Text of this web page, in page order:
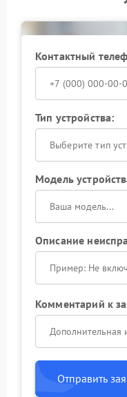
операция также
центра Fortuna.
сбоев позволяет
поломок и
Контактный
Тип устройства:
Выберите тип
Модель
Описание
Комментарий к
Отправить